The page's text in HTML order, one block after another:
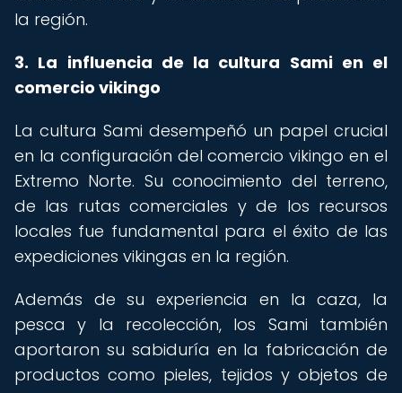
la región.
3. La influencia de la cultura Sami en el
comercio vikingo
La cultura Sami desempeñó un papel crucial
en la configuración del comercio vikingo en el
Extremo Norte. Su conocimiento del terreno,
de las rutas comerciales y de los recursos
locales fue fundamental para el éxito de las
expediciones vikingas en la región.
Además de su experiencia en la caza, la
pesca y la recolección, los Sami también
aportaron su sabiduría en la fabricación de
productos como pieles, tejidos y objetos de